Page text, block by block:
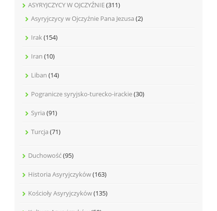
ASYRYJCZYCY W OJCZYŹNIE(311)
Asyryjczycy w Ojczyźnie Pana Jezusa (2)
Irak(154)
Iran (10)
Liban (14)
Pogranicze syryjsko-turecko-irackie(30)
Syria (91)
Turcja (71)
Duchowość(95)
Historia Asyryjczyków(163)
Kościoły Asyryjczyków(135)